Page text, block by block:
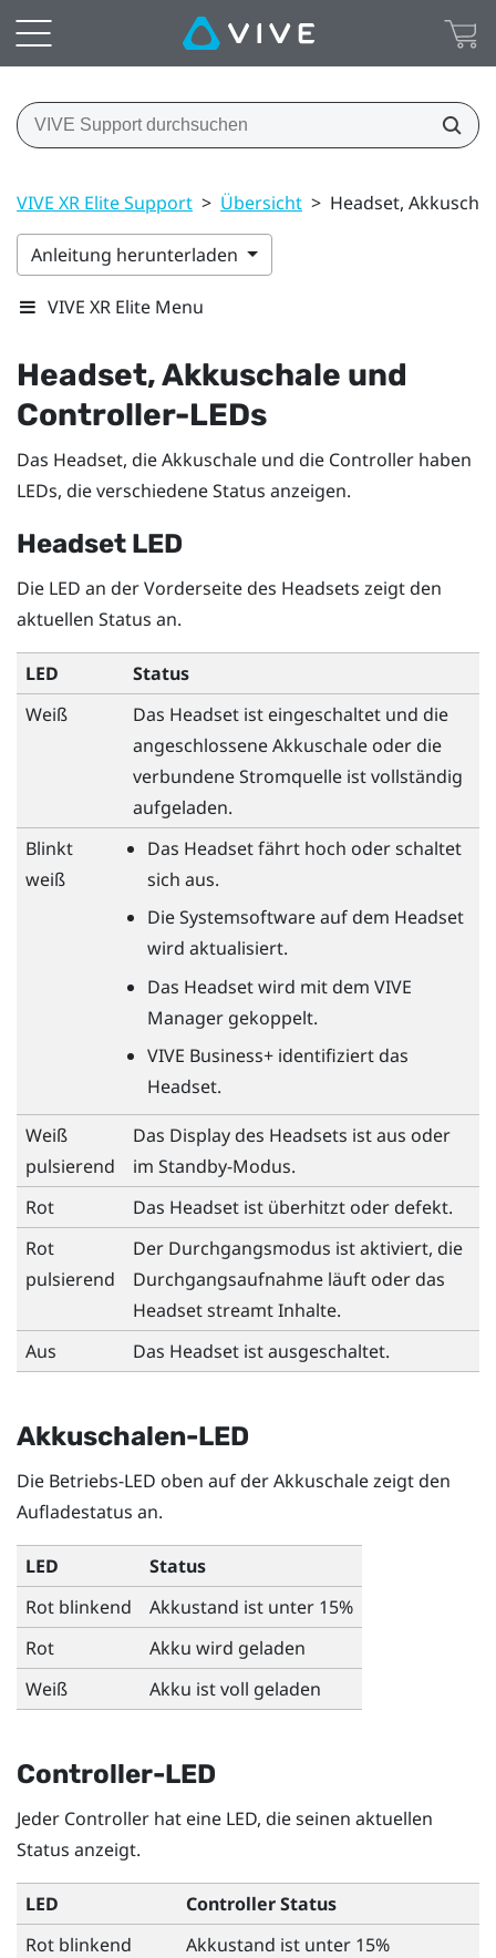
VIVE XR Elite Support > Übersicht > Headset,
Anleitung herunterladen
VIVE XR Elite Menu
Headset, Akkuschale und
Controller-LEDs
Das Headset, die Akkuschale und die Controller haben
LEDs, die verschiedene Status anzeigen.
Headset LED
Die LED an der Vorderseite des Headsets zeigt den
aktuellen Status an.
LED
Status
Weiß
Das Headset ist eingeschaltet und die
angeschlossene Akkuschale oder die
verbundene Stromquelle ist vollständig
aufgeladen.
Blinkt
weiß
Das Headset fährt hoch oder schaltet
sich aus.
Die Systemsoftware auf dem Headset
wird aktualisiert.
Das Headset wird mit dem VIVE
Managergekoppelt.
VIVE Business+identifiziert das
Headset.
Weiß
pulsierend
Das Display des Headsets ist aus oder
im Standby-Modus.
Rot
Das Headset ist überhitzt oder defekt.
Rot
pulsierend
Der Durchgangsmodus ist aktiviert, die
Durchgangsaufnahme läuft oder das
Headset streamt Inhalte.
Aus
Das Headset ist ausgeschaltet.
Akkuschalen-LED
Die Betriebs-LED oben auf der Akkuschale zeigt den
Aufladestatus an.
LED
Status
Rot blinkend
Akkustand ist unter 15%
Rot
Akku wird geladen
Weiß
Akku ist voll geladen
Controller-LED
Jeder Controller hat eine LED, die seinen aktuellen
Status anzeigt.
LED
Controller Status
Rot blinkend
Akkustand ist unter 15%